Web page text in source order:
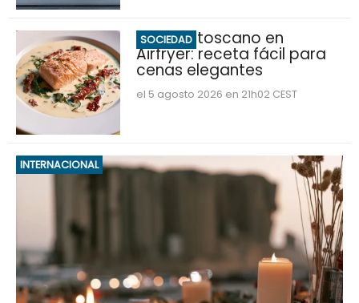
SOCIEDAD
Salmón toscano en
Airfryer: receta fácil para
cenas elegantes
el 5 agosto 2026 en 21h02 CEST
INTERNACIONAL